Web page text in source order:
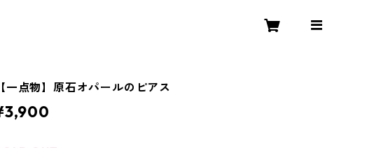
【一点物】原石オパールのピアス